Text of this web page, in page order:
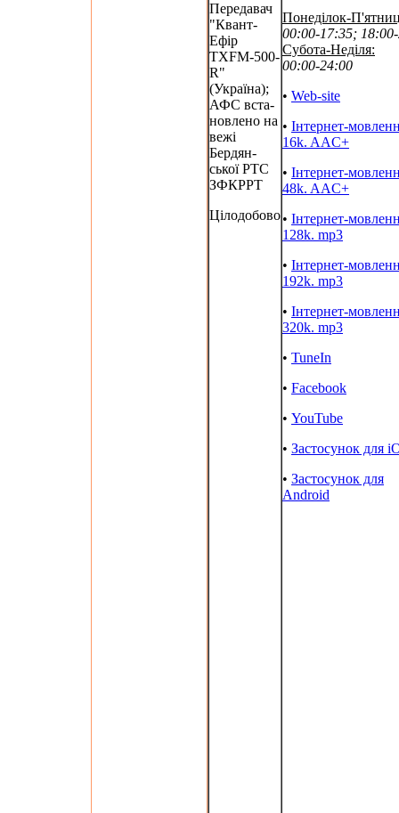
Передавач
"Квант-
Ефір
TXFM-500-
R"
(Україна);
АФС вста-
новлено на
вежі
Бердян-
ської РТС
ЗФКРРТ
Цілодобово
Понеділок-
00:00-17:35;
Субота-Неділя:
00:00-24:00
• Web-site
• Інтернет-
16k. AAC+
• Інтернет-
48k. AAC+
• Інтернет-
128k. mp3
• Інтернет-
192k. mp3
• Інтернет-
320k. mp3
• TuneIn
• Facebook
• YouTube
• Застосунок для
• Застосунок для
Android